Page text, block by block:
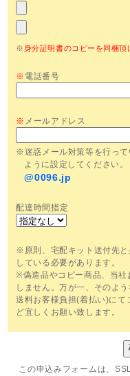
※身分証明書のコピーを同梱頂
※ 電話番号
※ メールアドレス
※迷惑メール対策等を行っ
ように設定してください。
@0096.jp
配達時間指定
※原則、宅配キット送付先
している必要があります。
※偽造品やコピー商品、当社
しません。万が一、そのよ
送料お客様負担(着払い)にて
ど宜しくお願い致します。
この申込みフォームは、